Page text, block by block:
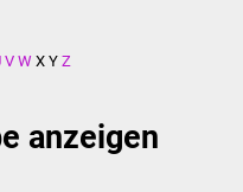
Ansprechpartner
V W X Y Z
anzeigen